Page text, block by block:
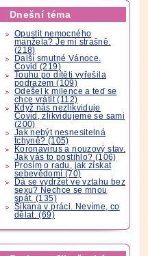
Dnešní téma
Opustit nemocného
manžela? Je mi strašně.
(218)
Další smutné Vánoce.
Covid (219)
Touhu po dítěti vyřešila
podrazem (109)
Odešel k milence a teď se
chce vrátit (112)
Když nás nezlikviduje
Covid, zlikvidujeme se sami
(200)
Jak nebýt nesnesitelná
tchyně? (105)
Koronavirus a nouzový stav.
Jak vás to postihlo? (106)
Prosím o radu, jak získat
sebevědomí (70)
Dá se vydržet ve vztahu bez
sexu? Nechce se mnou
spát. (135)
Šikana v práci. Nevíme, co
dělat. (69)